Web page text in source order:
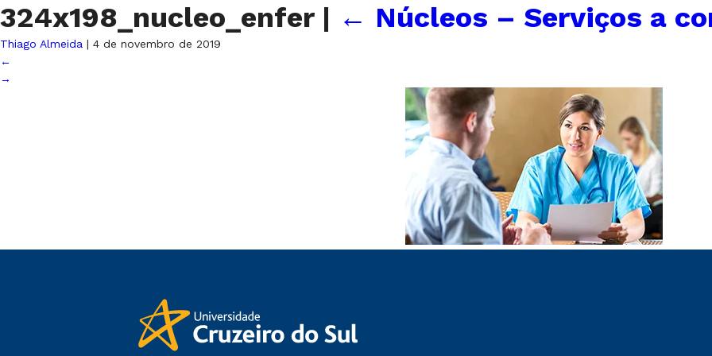
324x198_nucleo_enfer | ← Núcleos – Serviços a
Thiago Almeida | 4 de novembro de 2019
←
→